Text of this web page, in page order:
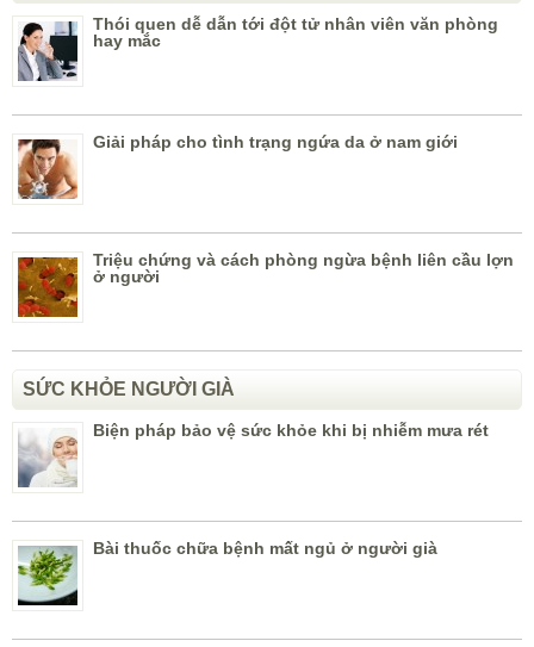
Thói quen dễ dẫn tới đột tử nhân viên văn phòng
hay mắc
Giải pháp cho tình trạng ngứa da ở nam giới
Triệu chứng và cách phòng ngừa bệnh liên cầu lợn
ở người
SỨC KHỎE NGƯỜI GIÀ
Biện pháp bảo vệ sức khỏe khi bị nhiễm mưa rét
Bài thuốc chữa bệnh mất ngủ ở người già